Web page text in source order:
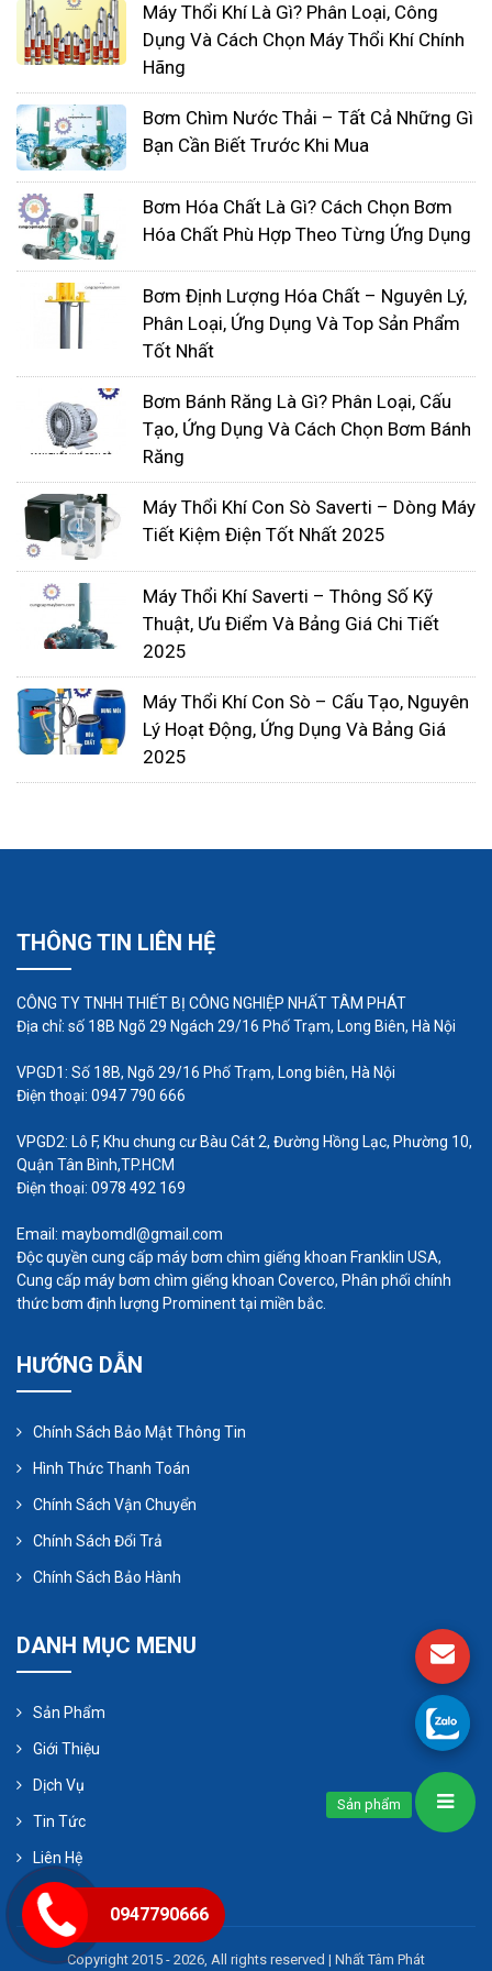
pha/380v/50hz/140rpm
Đường kính họng ra: 1,1/4 inch tương đương
ống ra DN 32
Máy được lắp ráp với linh kiện tốt nhất loại đặc
Động cơ cho hiệu xuất cao, Dây quấn là dây
đồng 100%, được quấn trên máy tự động
hoàn toàn nên cho chất lượng tuyệt vời
Thời gian hoạt động của máy lên tới 15 năm 2
– 4 năm đầu không phải bảo trì bảo dưỡng,
việc tháo lắp dễ dàng ít phải thay thế
5. Bơm Nhu động Saverti SH40
Ưu điểm:
thua kém hàng EU
Hàng được Bảo hành 12 tháng
Hàng được bảo hành 1 năm với lỗi của nhà
sản xuất, nếu lỗi khách hàng thì công ty
thế linh kiện tốt nhất cho khách hàng.
Thông số kỹ thuật:
Áp xuất: Hmax = 16 Bar tương đương đẩy cao
Công suất: 2,2kw điện áp 3
Đường kính họng ra: 1,1/2 inch tương đương
ống ra DN 40
6. Bơm Nhu động Saverti SH25
Model: SH25
Lưu lượng: Qmax = 2740L/H
Áp xuất: Hmax = 16 Bar tương đương đẩy cao
Máy Thổi Khí Là Gì? Phân Loại, Công
Dụng Và Cách Chọn Máy Thổi Khí Chính
Hãng
Bơm Chìm Nước Thải – Tất Cả Những Gì
Bạn Cần Biết Trước Khi Mua
Bơm Hóa Chất Là Gì? Cách Chọn Bơm
Hóa Chất Phù Hợp Theo Từng Ứng Dụng
Bơm Định Lượng Hóa Chất – Nguyên Lý,
Phân Loại, Ứng Dụng Và Top Sản Phẩm
Tốt Nhất
Bơm Bánh Răng Là Gì? Phân Loại, Cấu
Tạo, Ứng Dụng Và Cách Chọn Bơm Bánh
Răng
Máy Thổi Khí Con Sò Saverti – Dòng Máy
Tiết Kiệm Điện Tốt Nhất 2025
Máy Thổi Khí Saverti – Thông Số Kỹ
Thuật, Ưu Điểm Và Bảng Giá Chi Tiết
2025
Máy Thổi Khí Con Sò – Cấu Tạo, Nguyên
Lý Hoạt Động, Ứng Dụng Và Bảng Giá
2025
THÔNG TIN LIÊN HỆ
CÔNG TY TNHH THIẾT BỊ CÔNG NGHIỆP NHẤT TÂM PHÁT
Địa chỉ: số 18B Ngõ 29 Ngách 29/16 Phố Trạm, Long Biên, Hà Nội
VPGD1: Số 18B, Ngõ 29/16 Phố Trạm, Long biên, Hà Nội
Điện thoại: 0947 790 666
VPGD2: Lô F, Khu chung cư Bàu Cát 2, Đường Hồng Lạc, Phường 10,
Quận Tân Bình,TP.HCM
Điện thoại: 0978 492 169
Email: maybomdl@gmail.com
Độc quyền cung cấp máy bơm chìm giếng khoan Franklin USA,
Cung cấp máy bơm chìm giếng khoan Coverco, Phân phối chính
thức bơm định lượng Prominent tại miền bắc.
HƯỚNG DẪN
Chính Sách Bảo Mật Thông Tin
Hình Thức Thanh Toán
Chính Sách Vận Chuyển
Chính Sách Đổi Trả
Chính Sách Bảo Hành
DANH MỤC MENU
Sản Phẩm
Giới Thiệu
Dịch Vụ
Tin Tức
Liên Hệ
Copyright 2015 - 2026, All rights reserved | Nhất Tâm Phát
0947790666
Sản phẩm